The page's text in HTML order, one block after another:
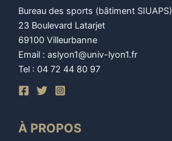
Bureau des sports (bâtiment SIUAPS)
23 Boulevard Latarjet
69100 Villeurbanne
Email : aslyon1@univ-lyon1.fr
Tel : 04 72 44 80 97
À PROPOS